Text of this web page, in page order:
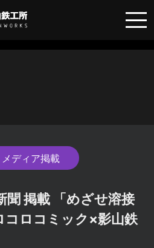
メディア掲載
掲載 「めざせ溶接
コロコミック×影山鉄